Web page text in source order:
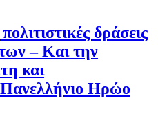
δράσεις
– Και την
και
Ηρώο